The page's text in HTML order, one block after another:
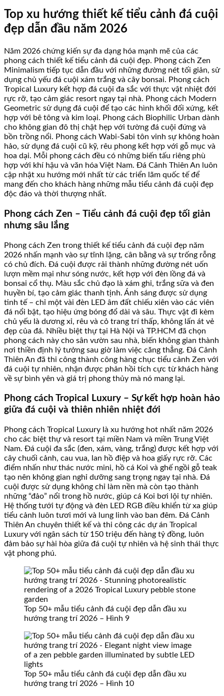
Top xu hướng thiết kế tiểu cảnh đá cuội
đẹp dẫn đầu năm 2026
Năm 2026 chứng kiến sự đa dạng hóa mạnh mẽ của các
phong cách thiết kế tiểu cảnh đá cuội đẹp. Phong cách Zen
Minimalism tiếp tục dẫn đầu với những đường nét tối giản, sử
dụng chủ yếu đá cuội xám trắng và cây bonsai. Phong cách
Tropical Luxury kết hợp đá cuội đa sắc với thực vật nhiệt đới
rực rỡ, tạo cảm giác resort ngay tại nhà. Phong cách Modern
Geometric sử dụng đá cuội để tạo các hình khối đối xứng, kết
hợp với bê tông và kim loại. Phong cách Biophilic Urban dành
cho không gian đô thị chật hẹp với tường đá cuội đứng và
bồn trồng nổi. Phong cách Wabi-Sabi tôn vinh sự không hoàn
hảo, sử dụng đá cuội cũ kỹ, rêu phong kết hợp với gỗ mục và
hoa dại. Mỗi phong cách đều có những biến tấu riêng phù
hợp với khí hậu và văn hóa Việt Nam. Đá Cảnh Thiên An luôn
cập nhật xu hướng mới nhất từ các triển lãm quốc tế để
mang đến cho khách hàng những mẫu tiểu cảnh đá cuội đẹp
độc đáo và thời thượng nhất.
Phong cách Zen – Tiểu cảnh đá cuội đẹp tối giản
nhưng sâu lắng
Phong cách Zen trong thiết kế tiểu cảnh đá cuội đẹp năm
2026 nhấn mạnh vào sự tĩnh lặng, cân bằng và sự trống rỗng
có chủ đích. Đá cuội được rải thành những đường nét uốn
lượn mềm mại như sóng nước, kết hợp với đèn lồng đá và
bonsai cổ thụ. Màu sắc chủ đạo là xám ghi, trắng sữa và đen
huyền bí, tạo cảm giác thanh tịnh. Ánh sáng được sử dụng
tinh tế – chỉ một vài đèn LED âm đất chiếu xiên vào các viên
đá nổi bật, tạo hiệu ứng bóng đổ dài và sâu. Thực vật đi kèm
chủ yếu là dương xỉ, rêu và cỏ trang trí thấp, không lấn át vẻ
đẹp của đá. Nhiều biệt thự tại Hà Nội và TP.HCM đã chọn
phong cách này cho sân vườn sau nhà, biến không gian thành
nơi thiền định lý tưởng sau giờ làm việc căng thẳng. Đá Cảnh
Thiên An đã thi công thành công hàng chục tiểu cảnh Zen với
đá cuội tự nhiên, nhận được phản hồi tích cực từ khách hàng
về sự bình yên và giá trị phong thủy mà nó mang lại.
Phong cách Tropical Luxury – Sự kết hợp hoàn hảo
giữa đá cuội và thiên nhiên nhiệt đới
Phong cách Tropical Luxury là xu hướng hot nhất năm 2026
cho các biệt thự và resort tại miền Nam và miền Trung Việt
Nam. Đá cuội đa sắc (đen, xám, vàng, trắng) được kết hợp với
cây chuối cảnh, cau vua, lan hồ điệp và hoa giấy rực rỡ. Các
điểm nhấn như thác nước mini, hồ cá Koi và ghế ngồi gỗ teak
tạo nên không gian nghỉ dưỡng sang trọng ngay tại nhà. Đá
cuội được sử dụng không chỉ làm nền mà còn tạo thành
những “đảo” nổi trong hồ nước, giúp cá Koi bơi lội tự nhiên.
Hệ thống tưới tự động và đèn LED RGB điều khiển từ xa giúp
tiểu cảnh luôn tươi mới và lung linh vào ban đêm. Đá Cảnh
Thiên An chuyên thiết kế và thi công các dự án Tropical
Luxury với ngân sách từ 150 triệu đến hàng tỷ đồng, luôn
đảm bảo sự hài hòa giữa đá cuội tự nhiên và hệ sinh thái thực
vật phong phú.
Top 50+ mẫu tiểu cảnh đá cuội đẹp dẫn đầu xu
hướng trang trí 2026 – Hình 9
Top 50+ mẫu tiểu cảnh đá cuội đẹp dẫn đầu xu
hướng trang trí 2026 – Hình 10